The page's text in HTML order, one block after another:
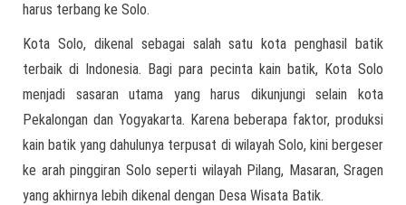
harus terbang ke Solo.
Kota Solo, dikenal sebagai salah satu kota penghasil batik
terbaik di Indonesia. Bagi para pecinta kain batik, Kota Solo
menjadi sasaran utama yang harus dikunjungi selain kota
Pekalongan dan Yogyakarta. Karena beberapa faktor, produksi
kain batik yang dahulunya terpusat di wilayah Solo, kini bergeser
ke arah pinggiran Solo seperti wilayah Pilang, Masaran, Sragen
yang akhirnya lebih dikenal dengan Desa Wisata Batik.